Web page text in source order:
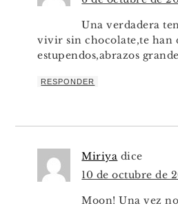
Una verdadera
vivir sin chocolate,te han
estupendos,abrazos
RESPONDER
Miriya dice
10 de octubre de
Moon! Una vez